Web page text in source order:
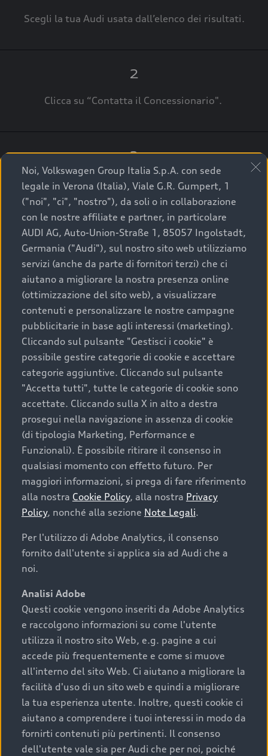
Scegli la tua Audi usata dall’elenco dei risultati.
2
Clicca su “Contatta il Concessionario".
3
A breve verrai ricontattato dal Customer Care
Audi Center o direttamente dal Concessionario
che ti supporterà per finalizzare la tua richiesta.
La qualità di acquistare
un’auto usata Audi
Scegliere un’auto usata è una decisione che coniuga
convenienza, affidabilità e sostenibilità. Per fare un
acquisto sicuro, è essenziale considerare aspetti
determinanti come la garanzia inclusa e l’affidabilità del
marchio. Audi offre l’auto usata perfetta tramite Audi
Prima Scelta :plus
Cosa sapere prima di
acquistare la tua prossima
auto
I requisiti fondamentali da considerare prima di
acquistare un’auto usata, oltre al prezzo e all'aspetto,
chilometraggio: un valore contenuto corrisponde a
uno stato migliore del veicolo e a una maggiore
durata nel tempo;
cronologia dei tagliandi: una documentazione
completa della vettura certifica una manutenzione
costante e accurata;
condizioni della carrozzeria e degli interni: una
buona conservazione evidenzia cura e attenzione del
precedente proprietario;
Noi, Volkswagen Group Italia S.p.A. con sede
legale in Verona (Italia), Viale G.R. Gumpert, 1
("noi", "ci", "nostro"), da soli o in collaborazione
con le nostre affiliate e partner, in particolare
AUDI AG, Auto-Union-Straße 1, 85057 Ingolstadt,
Germania ("Audi"), sul nostro sito web utilizziamo
servizi (anche da parte di fornitori terzi) che ci
aiutano a migliorare la nostra presenza online
(ottimizzazione del sito web), a visualizzare
contenuti e personalizzare le nostre campagne
pubblicitarie in base agli interessi (marketing).
Cliccando sul pulsante "Gestisci i cookie" è
possibile gestire categorie di cookie e accettare
categorie aggiuntive. Cliccando sul pulsante
"Accetta tutti", tutte le categorie di cookie sono
accettate. Cliccando sulla X in alto a destra
prosegui nella navigazione in assenza di cookie
(di tipologia Marketing, Performance e
Funzionali). È possibile ritirare il consenso in
qualsiasi momento con effetto futuro. Per
maggiori informazioni, si prega di fare riferimento
alla nostra Cookie Policy, alla nostra Privacy
Policy, nonché alla sezione Note Legali.
Per l'utilizzo di Adobe Analytics, il consenso
fornito dall'utente si applica sia ad Audi che a
noi.
Analisi Adobe
Questi cookie vengono inseriti da Adobe Analytics
e raccolgono informazioni su come l'utente
utilizza il nostro sito Web, e.g. pagine a cui
accede più frequentemente e come si muove
all'interno del sito Web. Ci aiutano a migliorare la
facilità d'uso di un sito web e quindi a migliorare
la tua esperienza utente. Inoltre, questi cookie ci
aiutano a comprendere i tuoi interessi in modo da
fornirti contenuti più pertinenti. Il consenso
dell'utente vale sia per Audi che per noi, poiché